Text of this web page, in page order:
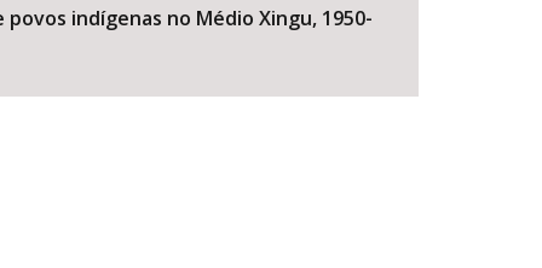
indígenas no Médio Xingu, 1950-